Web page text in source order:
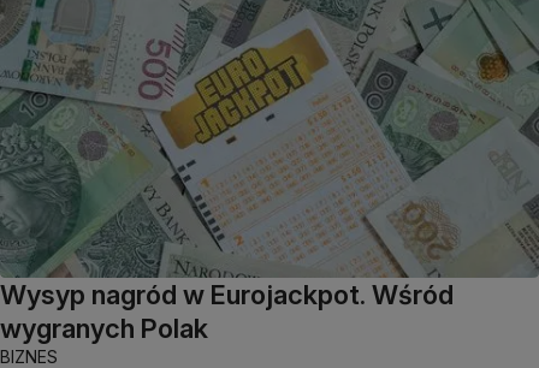
Wysyp nagród w Eurojackpot. Wśród
wygranych Polak
BIZNES